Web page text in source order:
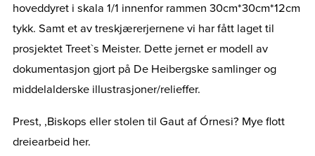
hoveddyret i skala 1/1 innenfor rammen 30cm*30cm*12cm
tykk. Samt et av treskjærerjernene vi har fått laget til
prosjektet Treet`s Meister. Dette jernet er modell av
dokumentasjon gjort på De Heibergske samlinger og
middelalderske illustrasjoner/relieffer.
Prest, ,Biskops eller stolen til Gaut af Órnesi? Mye flott
dreiearbeid her.